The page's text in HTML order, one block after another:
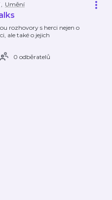
, Umění
rozhovory s herci nejen o
ale také o jejich
0 odběratelů